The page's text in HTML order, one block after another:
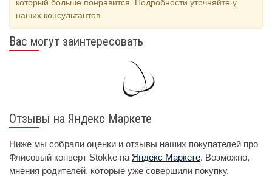
который больше понравится. Подробности уточняйте у
наших консультантов.
Вас могут заинтересовать
Отзывы на Яндекс Маркете
Ниже мы собрали оценки и отзывы наших покупателей про
Флисовый конверт Stokke на Яндекс Маркете. Возможно,
мнения родителей, которые уже совершили покупку,